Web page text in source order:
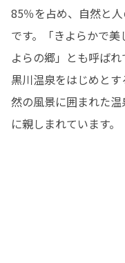
85％を占め、自然と
です。「きよらかで
よらの郷」とも呼ばれ
黒川温泉をはじめと
然の風景に囲まれた
に親しまれています。